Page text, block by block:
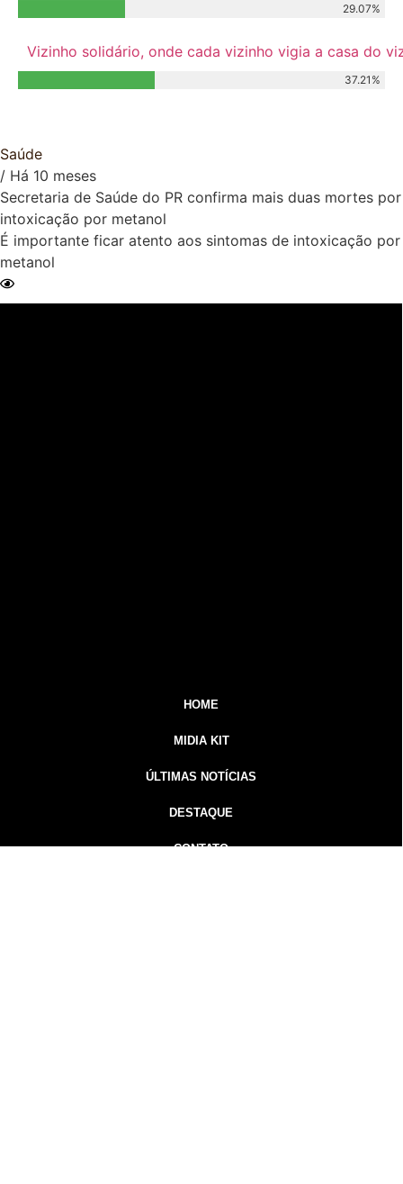
29.07%
Vizinho solidário, onde cada vizinho vigia a casa do
37.21%
Saúde
/ Há 10 meses
Secretaria de Saúde do PR confirma mais duas mortes por
intoxicação por metanol
É importante ficar atento aos sintomas de intoxicação por
metanol
HOME
MIDIA KIT
ÚLTIMAS NOTÍCIAS
DESTAQUE
CONTATO